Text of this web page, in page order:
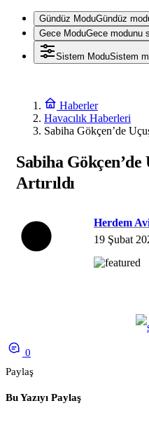
Gündüz ModuGündüz
Gece ModuGece modunu
Sistem ModuSistem
Haberler
Havacılık Haberleri
Sabiha Gökçen’de
Sabiha
Artırıldı
Herdem
19 Şubat
0
Paylaş
Bu Yazıyı Paylaş